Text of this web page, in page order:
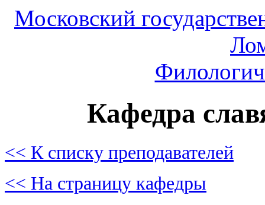
Московский
Кафедра
<< К списку преподавателей
<< На страницу кафедры